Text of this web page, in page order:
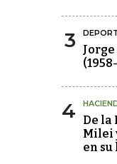
3
4
De la
Milei
en